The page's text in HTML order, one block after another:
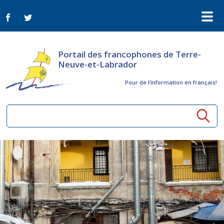
Portail des francophones de Terre-
Neuve-et-Labrador
Pour de l‘information en français!
Ressources communautaires
Aînés
Activités à distance
ConnectAînés
Arts et culture
Appels d'offres du secteur culturel
Plan de Développement Global
Organismes
Nouvelles
Bulletin Le FrancoTNL